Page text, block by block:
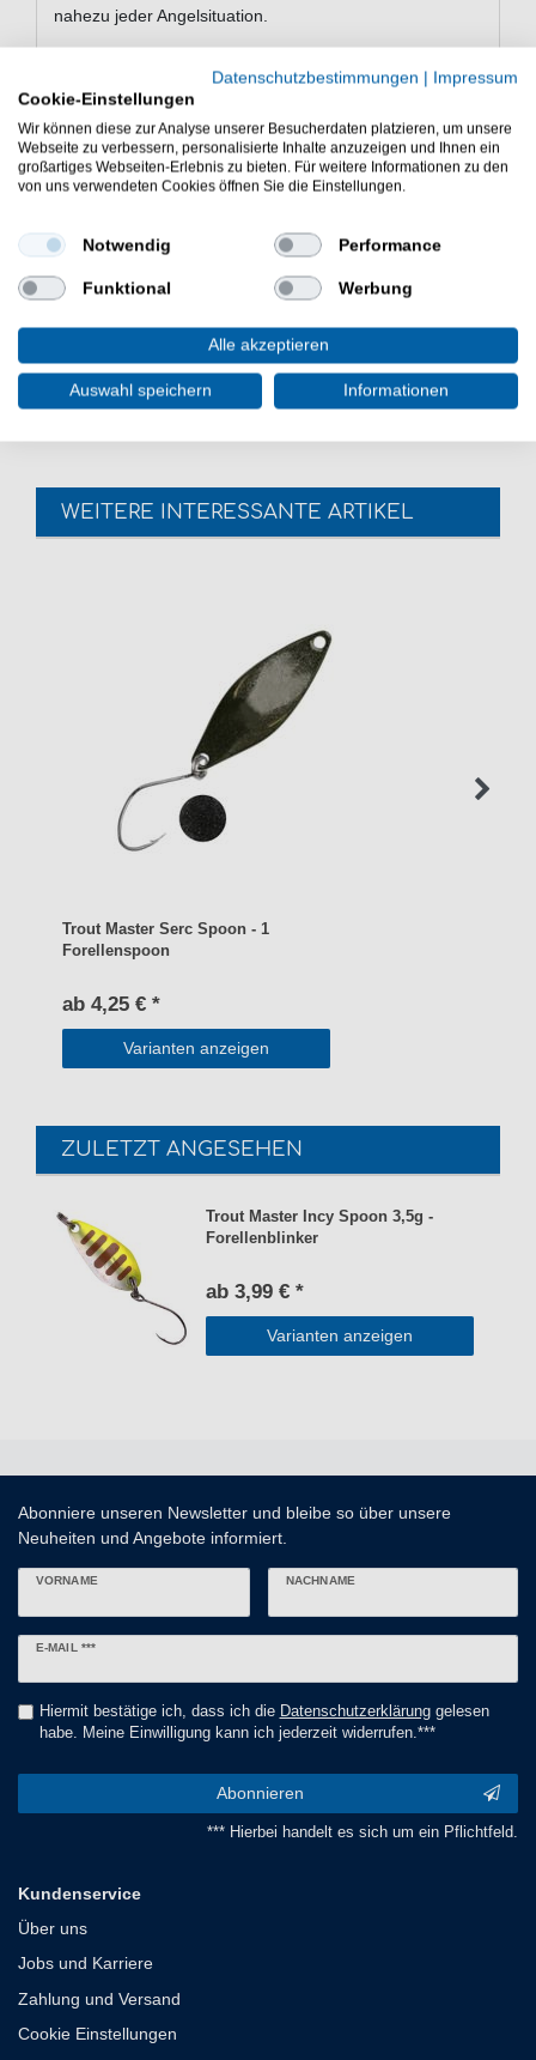
nahezu jeder Angelsituation.
Eigenschaften der Trout Master Incy
Spoon Forellenblinker
Spoon zum Forellenangeln
Gewicht: 3,5g
Einzelhaken mit Widerhaken
robuster und stabiler Sprengring
Lieferumfang: 1 Spoon in gewählter Farbe
Der Trout Master Incy Spoon 3,5g Forellenblinker ist
eine gute Wahl für das Fischen in Forellenteichen und
Forellenseen. Köder fürs Forellenfischen.
WEITERE INTERESSANTE ARTIKEL
Trout Master Serc Spoon - 1
Forellenspoon
ab 4,25 € *
Varianten anzeigen
ZULETZT ANGESEHEN
Trout Master Incy Spoon 3,5g -
Forellenblinker
ab 3,99 € *
Varianten anzeigen
Abonniere unseren Newsletter und bleibe so über unsere
Neuheiten und Angebote informiert.
VORNAME NACHNAME
E-MAIL ***
Newsletter
Hiermit bestätige ich, dass ich die Daten­schutz­erklärunggelesen
habe. Meine Einwilligung kann ich jederzeit widerrufen.***
Abonnieren
*** Hierbei handelt es sich um ein Pflichtfeld.
Kundenservice
Über uns
Jobs und Karriere
Zahlung und Versand
Cookie Einstellungen
Datenschutzbestimmungen | Impressum
Cookie-Einstellungen
Wir können diese zur Analyse unserer Besucherdaten platzieren, um unsere
Webseite zu verbessern, personalisierte Inhalte anzuzeigen und Ihnen ein
großartiges Webseiten-Erlebnis zu bieten. Für weitere Informationen zu den
von uns verwendeten Cookies öffnen Sie die Einstellungen.
Notwendig Performance
Funktional Werbung
Alle akzeptieren
Auswahl speichern Informationen